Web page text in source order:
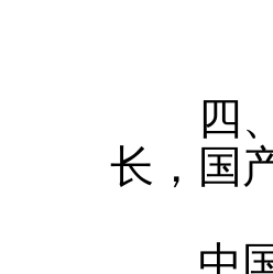
四、
长，国
中国